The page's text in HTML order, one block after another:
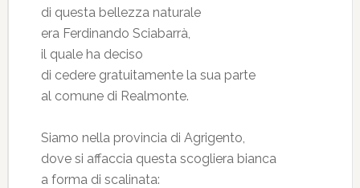
di questa bellezza naturale
era Ferdinando Sciabarrà,
il quale ha deciso
di cedere gratuitamente la sua parte
al comune di Realmonte.
Siamo nella provincia di Agrigento,
dove si affaccia questa scogliera bianca
a forma di scalinata: